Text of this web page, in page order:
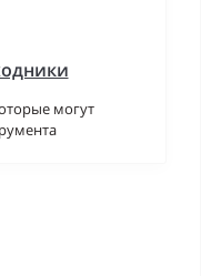
могут